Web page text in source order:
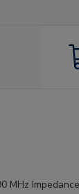
MHz